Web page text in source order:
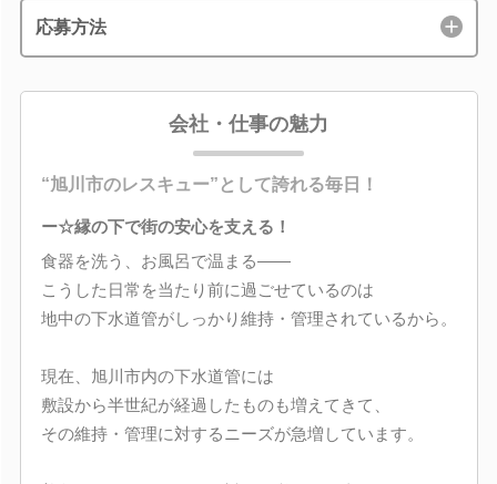
応募方法
会社・仕事の魅力
“旭川市のレスキュー”として誇れる毎日！
ー☆縁の下で街の安心を支える！
食器を洗う、お風呂で温まる――
こうした日常を当たり前に過ごせているのは
地中の下水道管がしっかり維持・管理されているから。
現在、旭川市内の下水道管には
敷設から半世紀が経過したものも増えてきて、
その維持・管理に対するニーズが急増しています。